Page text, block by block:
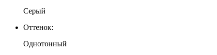
Серый
Оттенок:
Однотонный